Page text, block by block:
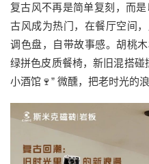
复古风不再是简单复刻，而
古风成为热门，在餐厅空间
调色盘，自带故事感。胡桃
绿拼色皮质餐椅，新旧混搭碰
小酒馆🍷” 微醺，把老时光的